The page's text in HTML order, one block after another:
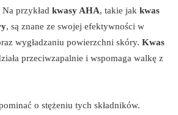
przykład kwasy AHA, takie jak kwas
, są znane ze swojej efektywności w
wygładzaniu powierzchni skóry. Kwas
przeciwzapalnie i wspomaga walkę z
o stężeniu tych składników.